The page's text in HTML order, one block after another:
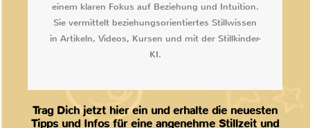
einem klaren Fokus auf Beziehung und Intuition.
Sie vermittelt beziehungsorientiertes Stillwissen
in Artikeln, Videos, Kursen und mit der Stillkinder-
KI.
Trag Dich jetzt hier ein und erhalte die neuesten
Tipps und Infos für eine angenehme Stillzeit und